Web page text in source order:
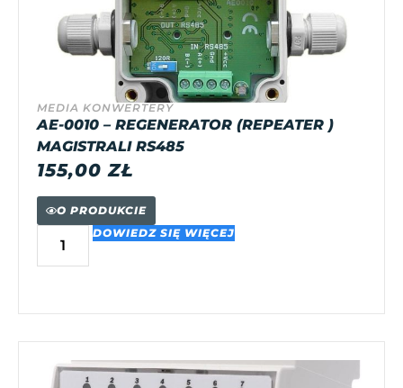
MEDIA KONWERTERY
AE-0010 – REGENERATOR (REPEATER )
MAGISTRALI RS485
155,00ZŁ
O PRODUKCIE
DOWIEDZ SIĘ WIĘCEJ